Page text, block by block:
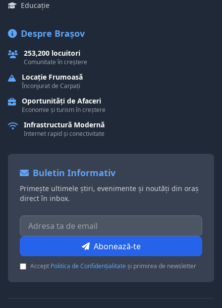
Educație
Despre Brașov
253,200 locuitori
Comunitate în creștere
Locație Frumoasă
Înconjurat de Carpați
Oportunități de Afaceri
Economie și turism în creștere
Infrastructură Modernă
Internet rapid și conectivitate
Buletin Informativ
Primește ultimele știri, evenimente și noutăți din oraș
direct în inbox.
Abonează-te
Accept Politica de Confidențialitateși primirea de newsletter